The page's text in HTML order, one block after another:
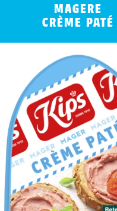
MAGERE
CRÈME PATÉ